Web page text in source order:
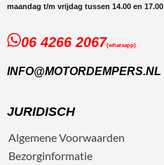
maandag t/m vrijdag tussen 14.00 en 17.00
06 4266 2067(whatsapp)
INFO@MOTORDEMPERS.NL
JURIDISCH
AlgemeneVoorwaarden
Bezorginformatie